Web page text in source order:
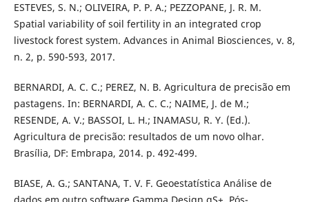
ESTEVES, S. N.; OLIVEIRA, P. P. A.; PEZZOPANE, J. R. M.
Spatial variability of soil fertility in an integrated crop
livestock forest system. Advances in Animal Biosciences, v. 8,
n. 2, p. 590-593, 2017.
BERNARDI, A. C. C.; PEREZ, N. B. Agricultura de precisão em
pastagens. In: BERNARDI, A. C. C.; NAIME, J. de M.;
RESENDE, A. V.; BASSOI, L. H.; INAMASU, R. Y. (Ed.).
Agricultura de precisão: resultados de um novo olhar.
Brasília, DF: Embrapa, 2014. p. 492-499.
BIASE, A. G.; SANTANA, T. V. F. Geoestatística Análise de